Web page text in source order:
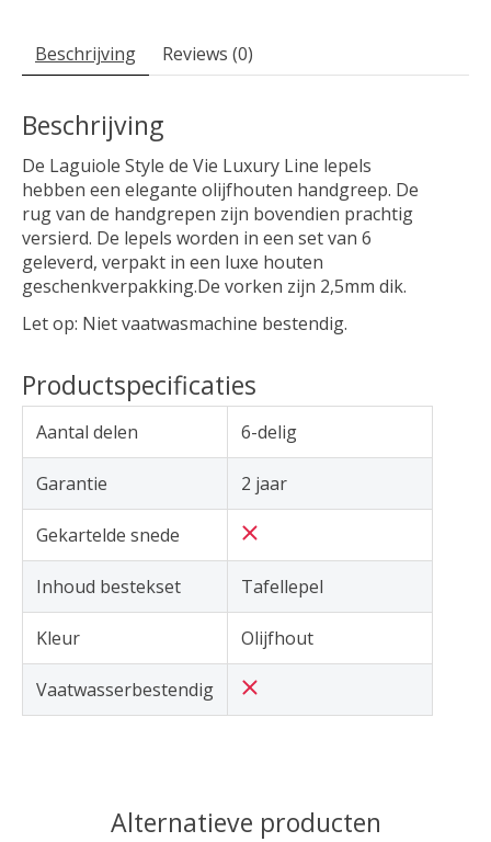
Beschrijving Reviews (0)
Beschrijving
De Laguiole Style de Vie Luxury Line lepels
hebben een elegante olijfhouten handgreep. De
rug van de handgrepen zijn bovendien prachtig
versierd. De lepels worden in een set van 6
geleverd, verpakt in een luxe houten
geschenkverpakking.De vorken zijn 2,5mm dik.
Let op: Niet vaatwasmachine bestendig.
Productspecificaties
Aantal delen 6-delig
Garantie 2 jaar
Gekartelde snede
Inhoud bestekset Tafellepel
Kleur Olijfhout
Vaatwasserbestendig
Alternatieve producten